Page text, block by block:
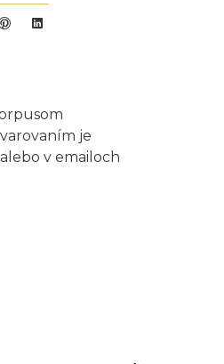
share share
Linkedin share
je
v emailoch